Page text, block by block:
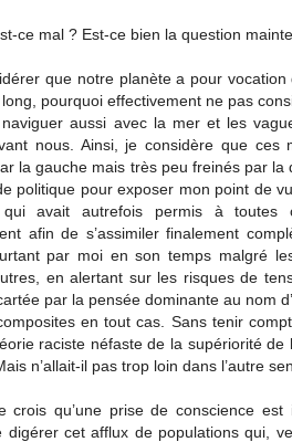
ce mal ? Est-ce bien la question
que notre planète a pour
pourquoi effectivement ne pas
aussi avec la mer et les
nous. Ainsi, je considère que ces
la gauche mais très peu freinés par la
politique pour exposer mon point de
qui avait autrefois permis à toutes
afin de s’assimiler finalement
par moi en son temps malgré
en alertant sur les risques de
par la pensée dominante au nom
en tout cas. Sans tenir
raciste néfaste de la supériorité
n’allait-il pas trop loin dans l’autre
crois qu’une prise de conscience
digérer cet afflux de populations qui,